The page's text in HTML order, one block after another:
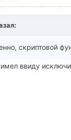
скриптовой
ввиду